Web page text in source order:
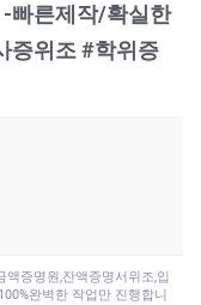
빠른제작/확실한
증위조 #학위증
증명원,잔액증명서위조,입
완벽한 작업만 진행합니